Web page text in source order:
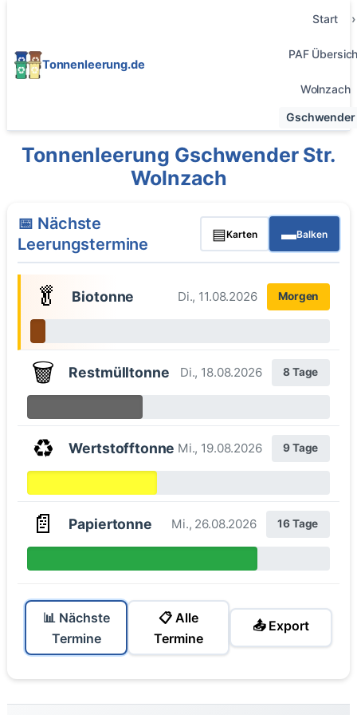
Tonnenleerung.de
Start
PAF
Wolnzach
Gschwender
Tonnenleerung Gschwender Str.
Wolnzach
📅 Nächste
Leerungstermine
▤Karten ▬Balken
🥬 Biotonne Di., 11.08.2026 Morgen
🗑️ Restmülltonne Di., 18.08.2026 8 Tage
♻️ Wertstofftonne Mi., 19.08.2026 9 Tage
📄 Papiertonne Mi., 26.08.2026 16 Tage
📊 Nächste
Termine
📋 Alle
Termine
📤 Export